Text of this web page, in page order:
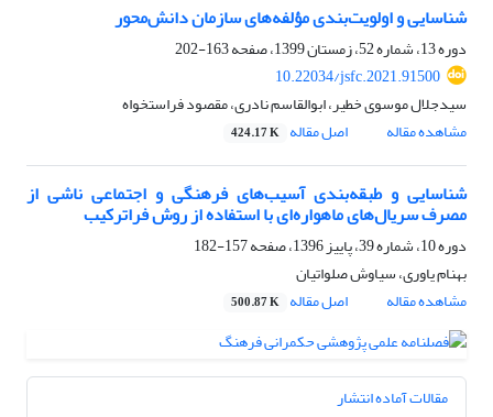
شناسایی و اولویت‌بندی مؤلفه‌های سازمان دانش‌محور
دوره 13، شماره 52، زمستان 1399، صفحه
163-202
10.22034/jsfc.2021.91500
سیدجلال موسوی خطیر، ابوالقاسم نادری، مقصود فراستخواه
مشاهده مقاله
اصل مقاله 424.17 K
شناسایی و طبقه‌بندی آسیب‌‌های فرهنگی و اجتماعی ناشی از
مصرف سریال‌‌های ماهواره‌ای با استفاده از روش فراترکیب
دوره 10، شماره 39، پاییز 1396، صفحه
157-182
بهنام یاوری، سیاوش صلواتیان
مشاهده مقاله
اصل مقاله 500.87 K
مقالات آماده انتشار